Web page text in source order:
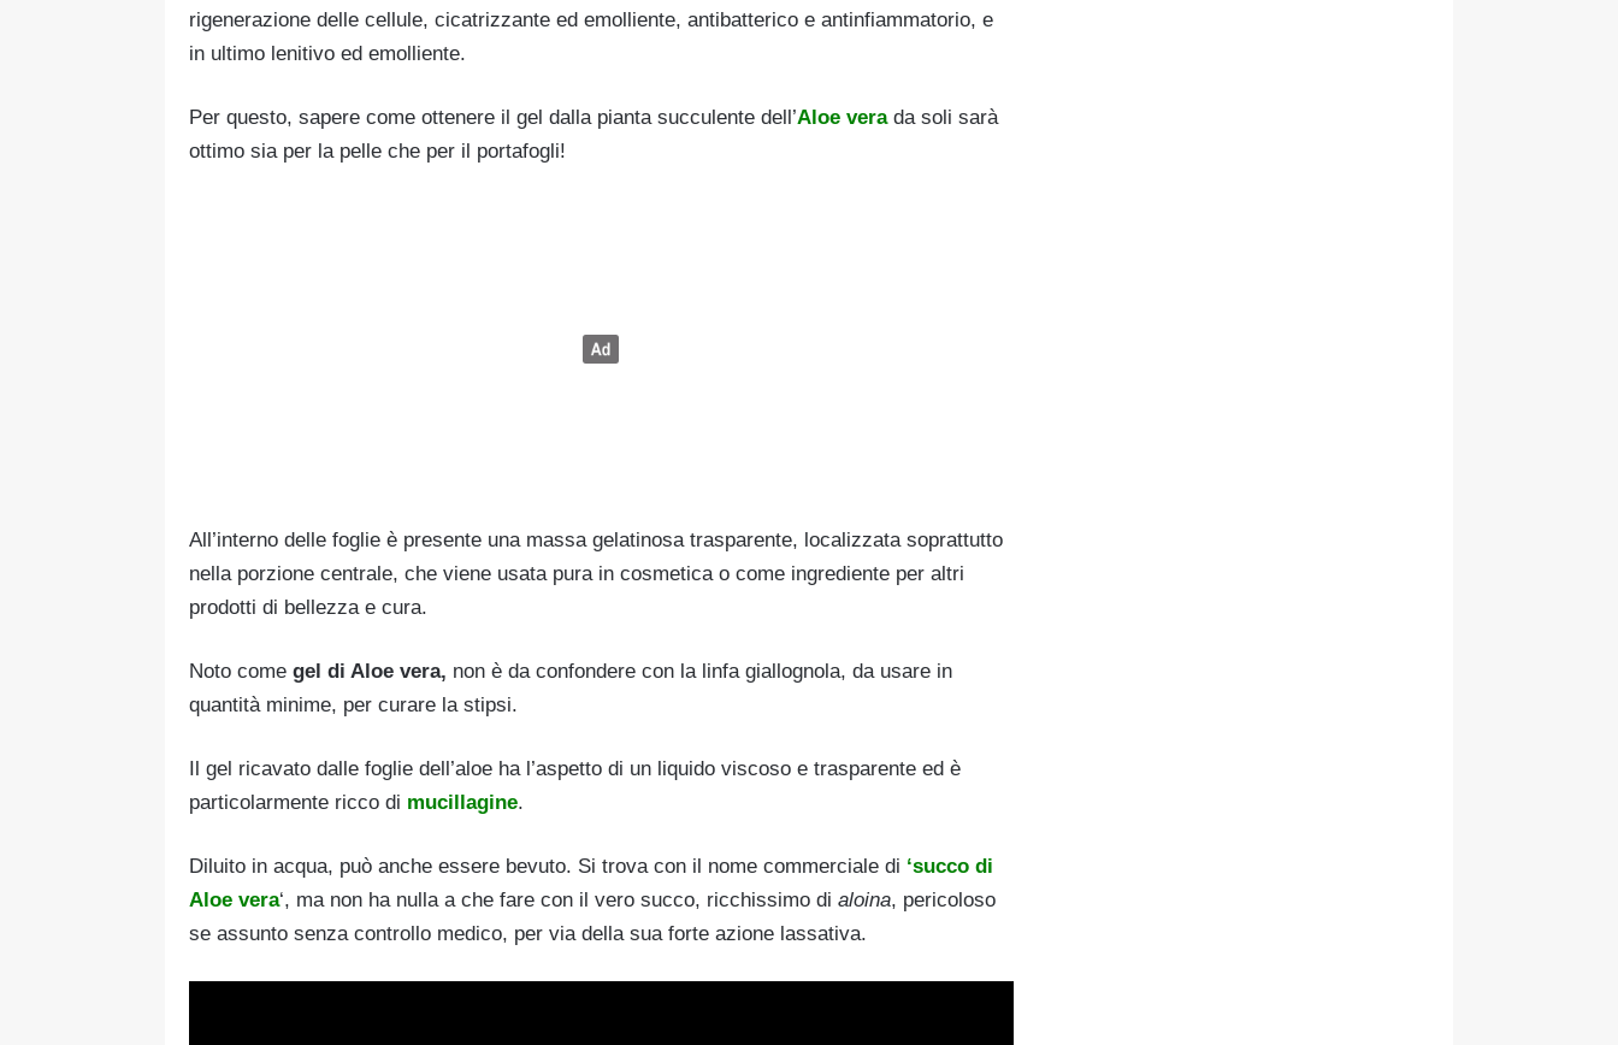
rigenerazione delle cellule, cicatrizzante ed emolliente, antibatterico e antinfiammatorio, e
in ultimo lenitivo ed emolliente.
Per questo, sapere come ottenere il gel dalla pianta succulente dell’Aloe vera da soli sarà
ottimo sia per la pelle che per il portafogli!
All’interno delle foglie è presente una massa gelatinosa trasparente, localizzata soprattutto
nella porzione centrale, che viene usata pura in cosmetica o come ingrediente per altri
prodotti di bellezza e cura.
Noto come gel di Aloe vera, non è da confondere con la linfa giallognola, da usare in
quantità minime, per curare la stipsi.
Il gel ricavato dalle foglie dell’aloe ha l’aspetto di un liquido viscoso e trasparente ed è
particolarmente ricco di mucillagine.
Diluito in acqua, può anche essere bevuto. Si trova con il nome commerciale di ‘succo di
Aloe vera‘, ma non ha nulla a che fare con il vero succo, ricchissimo di aloina, pericoloso
se assunto senza controllo medico, per via della sua forte azione lassativa.